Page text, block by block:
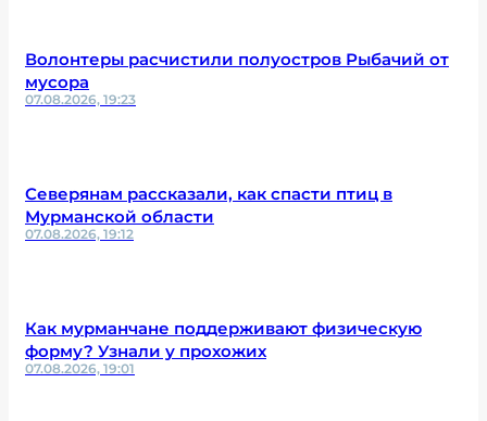
Волонтеры расчистили полуостров Рыбачий от
мусора
07.08.2026, 19:23
Северянам рассказали, как спасти птиц в
Мурманской области
07.08.2026, 19:12
Как мурманчане поддерживают физическую
форму? Узнали у прохожих
07.08.2026, 19:01